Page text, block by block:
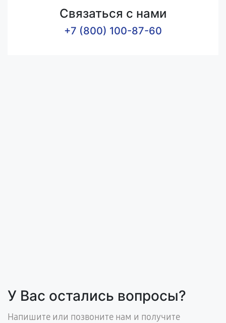
Связаться с нами
+7 (800) 100-87-60
У Вас остались вопросы?
Напишите или позвоните нам и получите